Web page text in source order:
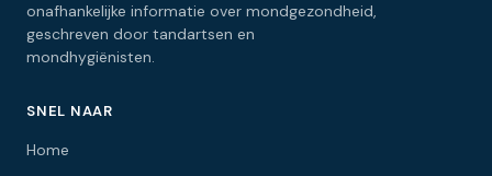
onafhankelijke informatie over mondgezondheid,
geschreven door tandartsen en
mondhygiënisten.
SNEL NAAR
Home